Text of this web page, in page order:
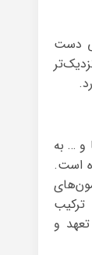
دست
و … به
است.
و